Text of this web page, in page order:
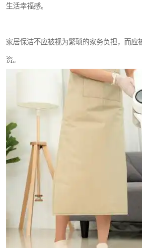
生活幸福感。
家居保洁不应被视为繁琐的家务负担，而应
资。